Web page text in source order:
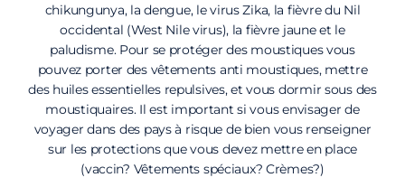
chikungunya, la dengue, le virus Zika, la fièvre du Nil
occidental (West Nile virus), la fièvre jaune et le
paludisme. Pour se protéger des moustiques vous
pouvez porter des vêtements anti moustiques, mettre
des huiles essentielles repulsives, et vous dormir sous des
moustiquaires. Il est important si vous envisager de
voyager dans des pays à risque de bien vous renseigner
sur les protections que vous devez mettre en place
(vaccin? Vêtements spéciaux? Crèmes?)